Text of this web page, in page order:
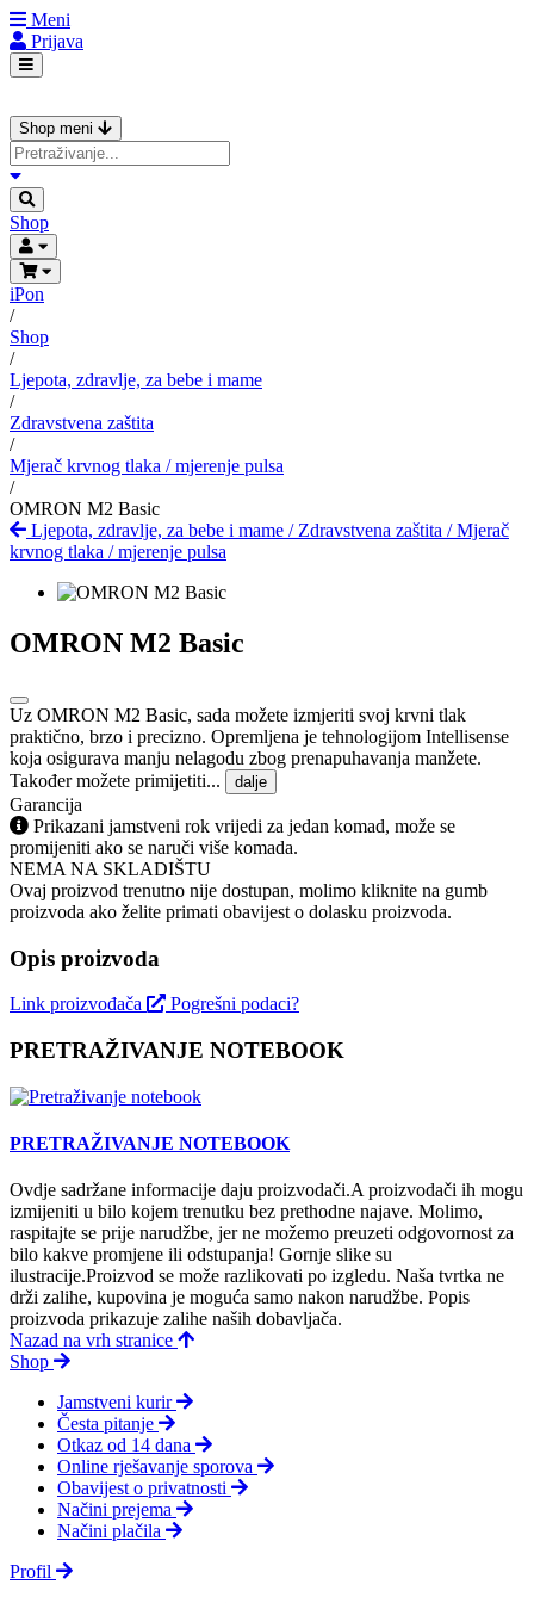
Meni
Prijava
Shop meni
Shop
iPon
/
Shop
/
Ljepota, zdravlje, za bebe i mame
/
Zdravstvena zaštita
/
Mjerač krvnog tlaka / mjerenje pulsa
/
OMRON M2 Basic
Ljepota, zdravlje, za bebe i mame / Zdravstvena zaštita /Mjerač
krvnog tlaka / mjerenje pulsa
OMRON M2 Basic
Uz OMRON M2 Basic, sada možete izmjeriti svoj krvni tlak
praktično, brzo i precizno. Opremljena je tehnologijom Intellisense
koja osigurava manju nelagodu zbog prenapuhavanja manžete.
Također možete primijetiti...
dalje
Garancija
Prikazani jamstveni rok vrijedi za jedan komad, može se
promijeniti ako se naruči više komada.
NEMA NA SKLADIŠTU
Ovaj proizvod trenutno nije dostupan, molimo kliknite na gumb
proizvoda ako želite primati obavijest o dolasku proizvoda.
Opis proizvoda
Link proizvođača Pogrešni podaci?
PRETRAŽIVANJE NOTEBOOK
PRETRAŽIVANJE NOTEBOOK
Ovdje sadržane informacije daju proizvodači.A proizvodači ih mogu
izmijeniti u bilo kojem trenutku bez prethodne najave. Molimo,
raspitajte se prije narudžbe, jer ne možemo preuzeti odgovornost za
bilo kakve promjene ili odstupanja! Gornje slike su
ilustracije.Proizvod se može razlikovati po izgledu. Naša tvrtka ne
drži zalihe, kupovina je moguća samo nakon narudžbe. Popis
proizvoda prikazuje zalihe naših dobavljača.
Nazad na vrh stranice
Shop
Jamstveni kurir
Česta pitanje
Otkaz od 14 dana
Online rješavanje sporova
Obavijest o privatnosti
Načini prejema
Načini plačila
Profil